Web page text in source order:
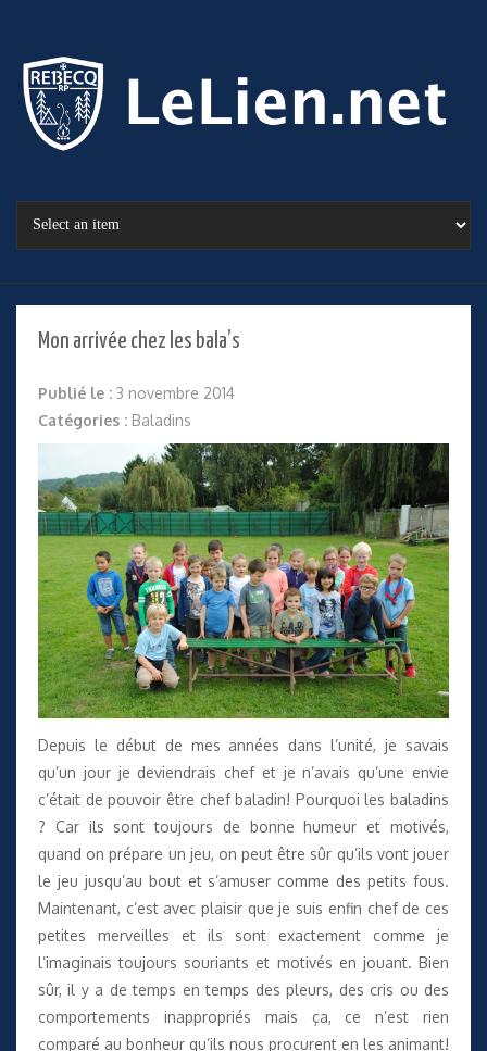
Mon arrivée chez les bala’s
Publié le : 3 novembre 2014
Catégories : Baladins
Depuis le début de mes années dans l’unité, je savais
qu’un jour je deviendrais chef et je n’avais qu’une envie
c’était de pouvoir être chef baladin! Pourquoi les baladins
? Car ils sont toujours de bonne humeur et motivés,
quand on prépare un jeu, on peut être sûr qu’ils vont jouer
le jeu jusqu’au bout et s’amuser comme des petits fous.
Maintenant, c’est avec plaisir que je suis enfin chef de ces
petites merveilles et ils sont exactement comme je
l’imaginais toujours souriants et motivés en jouant. Bien
sûr, il y a de temps en temps des pleurs, des cris ou des
comportements inappropriés mais ça, ce n’est rien
comparé au bonheur qu’ils nous procurent en les animant!